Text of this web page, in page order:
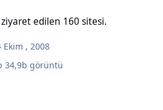
edilen 160 sitesi.
Ekim , 2008
34,9b görüntü